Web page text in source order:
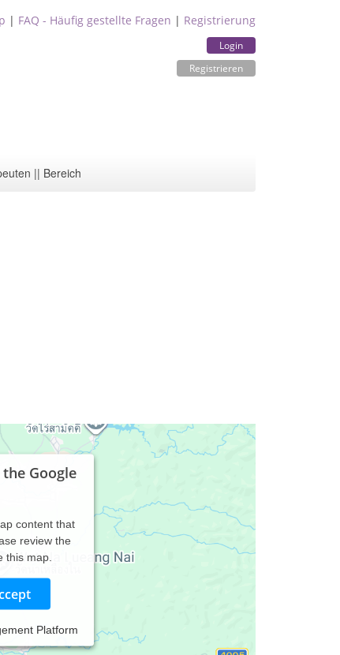
| FAQ - Häufig gestellte Fragen | Registrierung
Login
Registrieren
|| Bereich
Google
content that
review the
this map.
Platform